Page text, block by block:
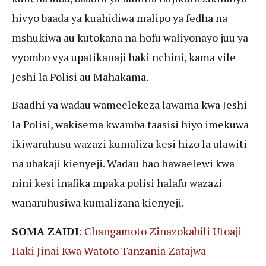
hivyo baada ya kuahidiwa malipo ya fedha na
mshukiwa au kutokana na hofu waliyonayo juu ya
vyombo vya upatikanaji haki nchini, kama vile
Jeshi la Polisi au Mahakama.
Baadhi ya wadau wameelekeza lawama kwa Jeshi
la Polisi, wakisema kwamba taasisi hiyo imekuwa
ikiwaruhusu wazazi kumaliza kesi hizo la ulawiti
na ubakaji kienyeji. Wadau hao hawaelewi kwa
nini kesi inafika mpaka polisi halafu wazazi
wanaruhusiwa kumalizana kienyeji.
SOMA ZAIDI: Changamoto Zinazokabili Utoaji
Haki Jinai Kwa Watoto Tanzania Zatajwa